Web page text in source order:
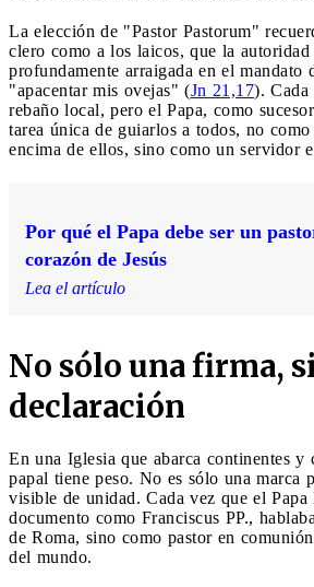
La elección de "Pastor Pastorum"
clero como a los laicos, que la autoridad
profundamente arraigada en el mandato
"apacentar mis ovejas" (Jn 21,17). Cada
rebaño local, pero el Papa, como
tarea única de guiarlos a todos, no
encima de ellos, sino como un servidor
Por qué el Papa debe ser un
corazón de Jesús
Lea el artículo
No sólo una firma,
declaración
En una Iglesia que abarca continentes y
papal tiene peso. No es sólo una marca
visible de unidad. Cada vez que el
documento como Franciscus PP.,
de Roma, sino como pastor en
del mundo.